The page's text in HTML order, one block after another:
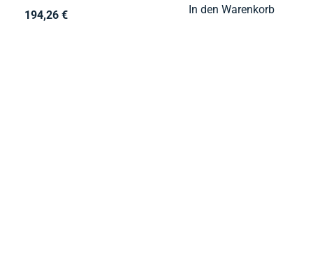
194,26 € In den Warenkorb